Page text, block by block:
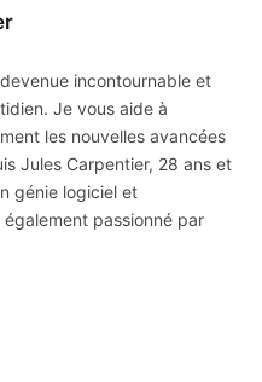
incontournable et
Je vous aide à
les nouvelles avancées
Jules Carpentier, 28 ans et
génie logiciel et
passionné par